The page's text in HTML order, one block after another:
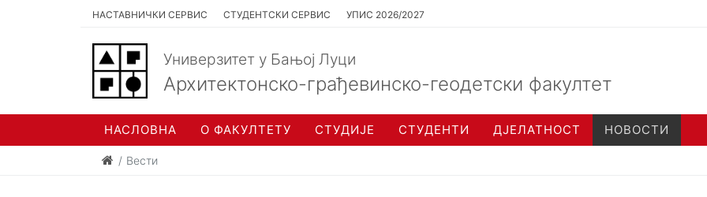
НАСТАВНИЧКИ СЕРВИС СТУДЕНТСКИ СЕРВИС УПИС 2026/2027
Универзитет у Бањој Луци
Архитектонско-грађевинско-геодетски факултет
НАСЛОВНА О ФАКУЛТЕТУ СТУДИЈЕ СТУДЕНТИ ДЈЕЛАТНОСТ НОВОСТИ
Вести